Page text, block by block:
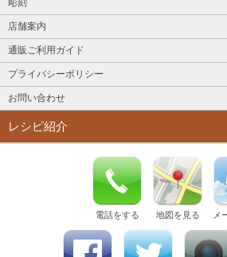
店舗案内
通販ご利用ガイド
プライバシーポリシー
お問い合わせ
レシピ紹介
電話をする 地図を見る メ